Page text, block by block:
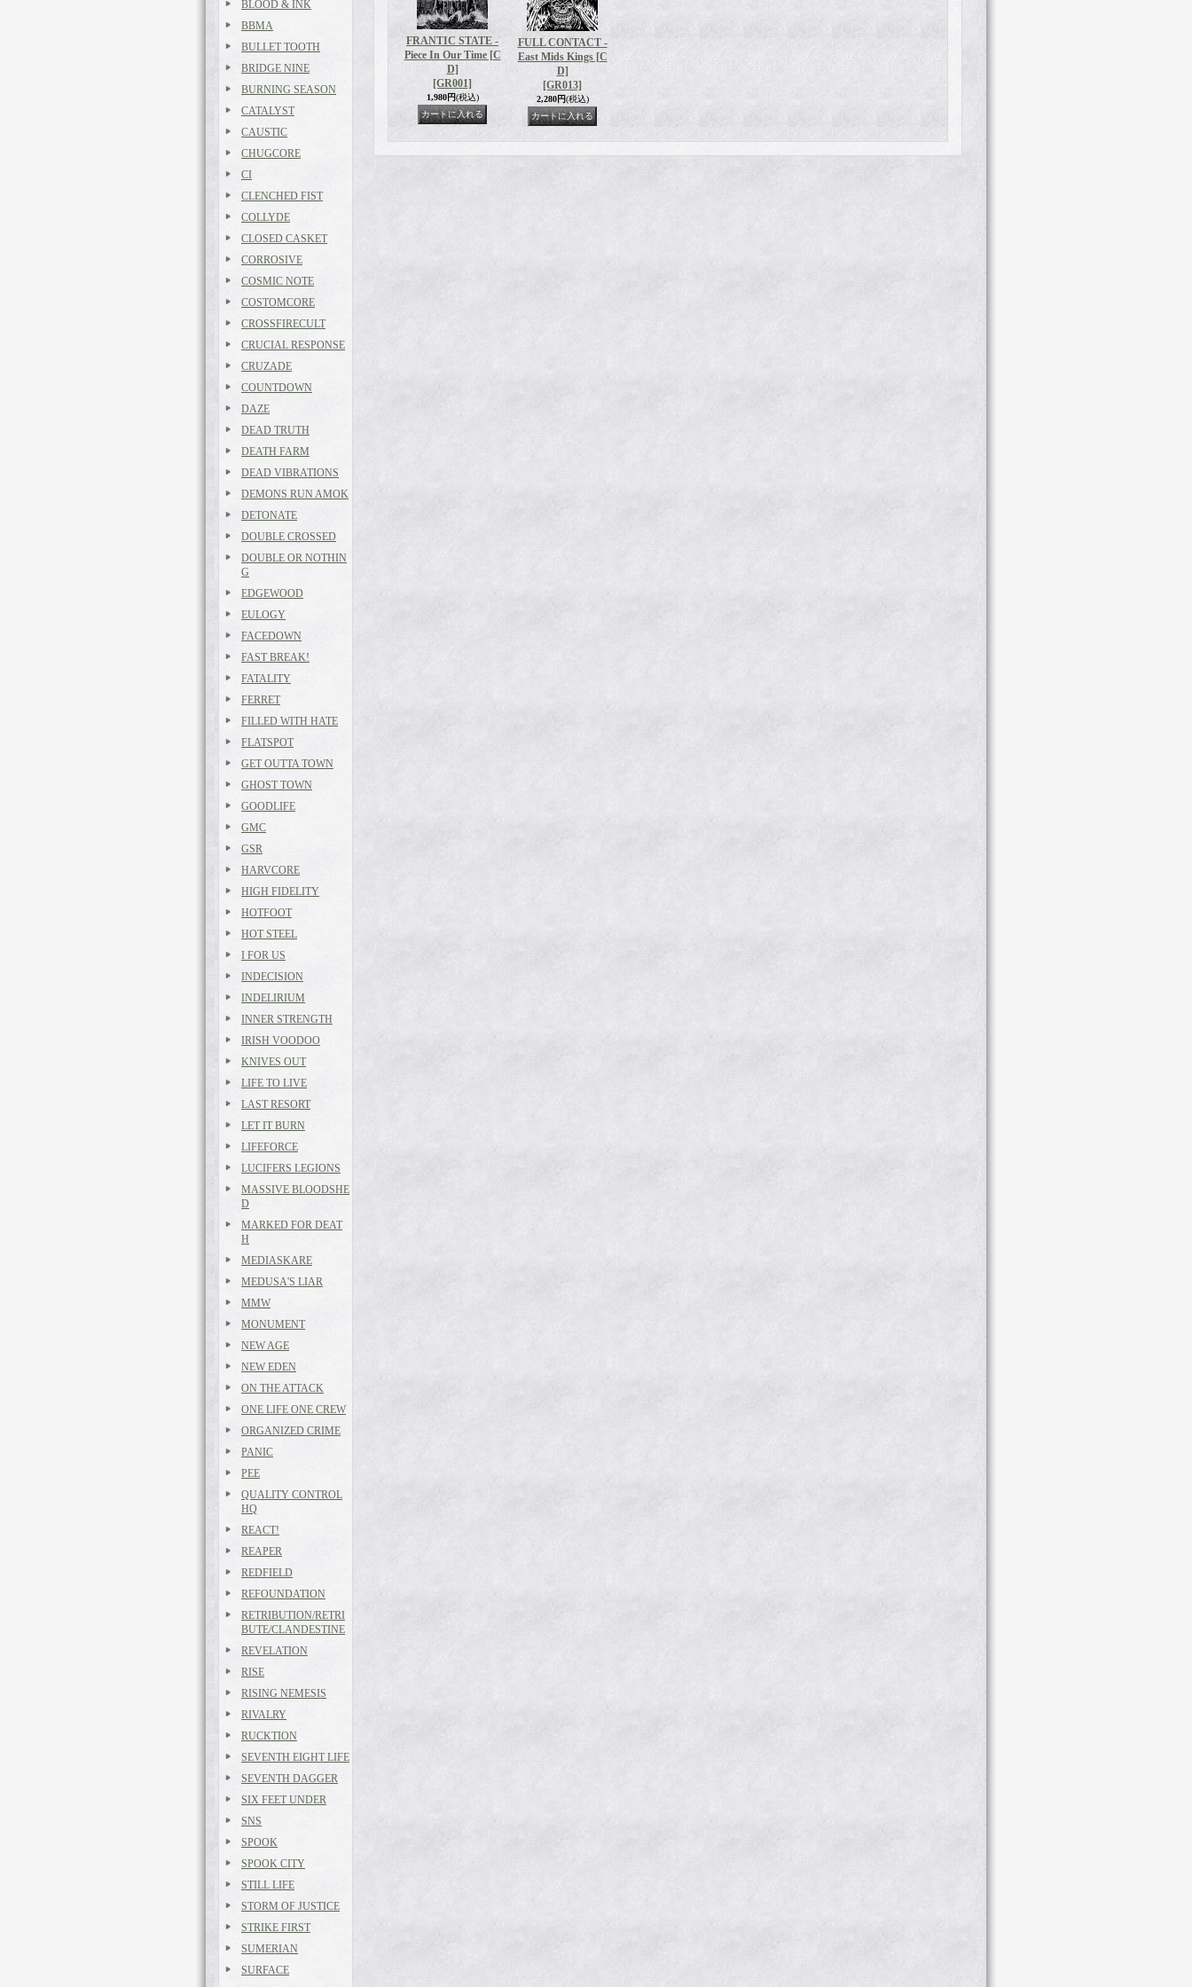
BLOOD & INK
BBMA
BULLET TOOTH
BRIDGE NINE
BURNING SEASON
CATALYST
CAUSTIC
CHUGCORE
CI
CLENCHED FIST
COLLYDE
CLOSED CASKET
CORROSIVE
COSMIC NOTE
COSTOMCORE
CROSSFIRECULT
CRUCIAL RESPONSE
CRUZADE
COUNTDOWN
DAZE
DEAD TRUTH
DEATH FARM
DEAD VIBRATIONS
DEMONS RUN AMOK
DETONATE
DOUBLE CROSSED
DOUBLE OR NOTHIN
G
EDGEWOOD
EULOGY
FACEDOWN
FAST BREAK!
FATALITY
FERRET
FILLED WITH HATE
FLATSPOT
GET OUTTA TOWN
GHOST TOWN
GOODLIFE
GMC
GSR
HARVCORE
HIGH FIDELITY
HOTFOOT
HOT STEEL
I FOR US
INDECISION
INDELIRIUM
INNER STRENGTH
IRISH VOODOO
KNIVES OUT
LIFE TO LIVE
LAST RESORT
LET IT BURN
LIFEFORCE
LUCIFERS LEGIONS
MASSIVE BLOODSHE
D
MARKED FOR DEAT
H
MEDIASKARE
MEDUSA'S LIAR
MMW
MONUMENT
NEW AGE
NEW EDEN
ON THE ATTACK
ONE LIFE ONE CREW
ORGANIZED CRIME
PANIC
PEE
QUALITY CONTROL
HQ
REACT!
REAPER
REDFIELD
REFOUNDATION
RETRIBUTION/RETRI
BUTE/CLANDESTINE
REVELATION
RISE
RISING NEMESIS
RIVALRY
RUCKTION
SEVENTH EIGHT LIFE
SEVENTH DAGGER
SIX FEET UNDER
SNS
SPOOK
SPOOK CITY
STILL LIFE
STORM OF JUSTICE
STRIKE FIRST
SUMERIAN
SURFACE
FRANTIC STATE -
Piece In Our Time [C
D]
[GR001]
1,980円(税込)
FULL CONTACT -
East Mids Kings [C
D]
[GR013]
2,280円(税込)